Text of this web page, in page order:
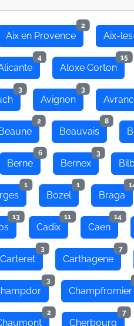
Aix en Provence
2
Aix-
4
Aloxe Corton
15
3
Avignon
3
2
Beauvais
8
Berne
6
Bernex
3
1
Bozel
1
Braga
13
Cadix
11
Caen
14
Carteret
3
Carthagene
7
3
Champfromier
2
Cherbourg
7